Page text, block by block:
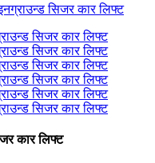
कार लिफ्ट